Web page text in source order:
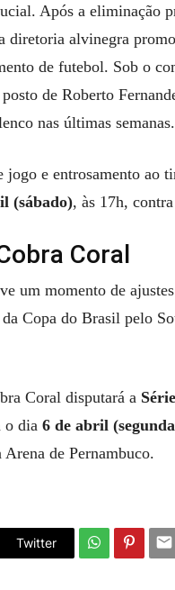
Após a eliminação
diretoria alvinegra
de futebol. Sob o
de Roberto
nas últimas semanas.
e entrosamento ao
(sábado), às 17h,
Coral
um momento de
Copa do Brasil pelo
Coral disputará a
o dia 6 de abril
de Pernambuco.
Twitter